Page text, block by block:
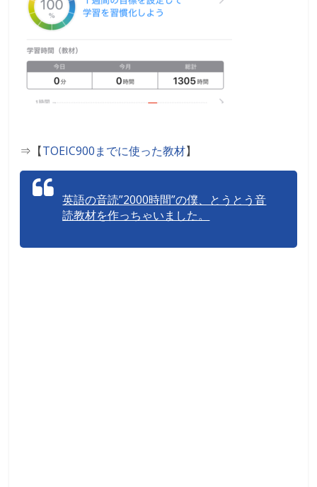
⇒【TOEIC900までに使った教材】
英語の音読”2000時間”の僕、とうとう音
読教材を作っちゃいました。